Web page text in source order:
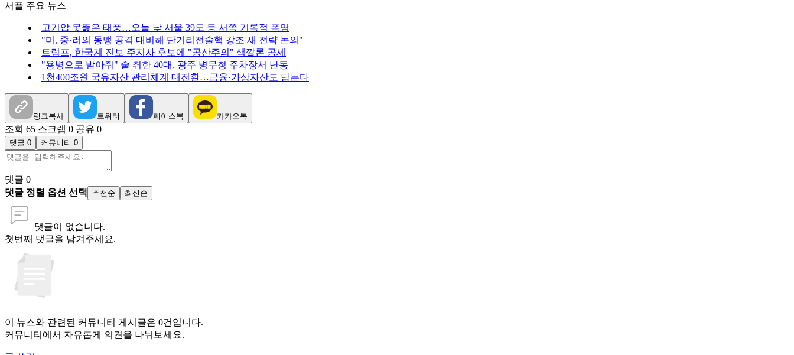
서플 주요 뉴스
고기압 못뚫은 태풍…오늘 낮 서울 39도 등 서쪽 기록적 폭염
"미, 중·러의 동맹 공격 대비해 단거리전술핵 강조 새 전략 논의"
트럼프, 한국계 진보 주지사 후보에 "공산주의" 색깔론 공세
"용병으로 받아줘" 술 취한 40대, 광주 병무청 주차장서 난동
1천400조원 국유자산 관리체계 대전환…금융·가상자산도 담는다
링크복사 트위터 페이스북 카카오톡
조회 65 스크랩 0 공유 0
댓글 0 커뮤니티 0
댓글 0
댓글 정렬 옵션 선택
추천순 최신순
댓글이 없습니다.
첫번째 댓글을 남겨주세요.
이 뉴스와 관련된 커뮤니티 게시글은 0건입니다.
커뮤니티에서 자유롭게 의견을 나눠보세요.